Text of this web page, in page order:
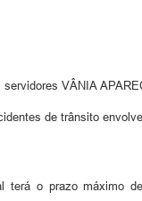
VÂNIA
de trânsito
terá o prazo máximo